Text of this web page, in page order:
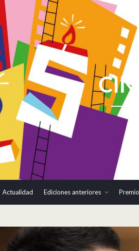
Actualidad Ediciones anteriores